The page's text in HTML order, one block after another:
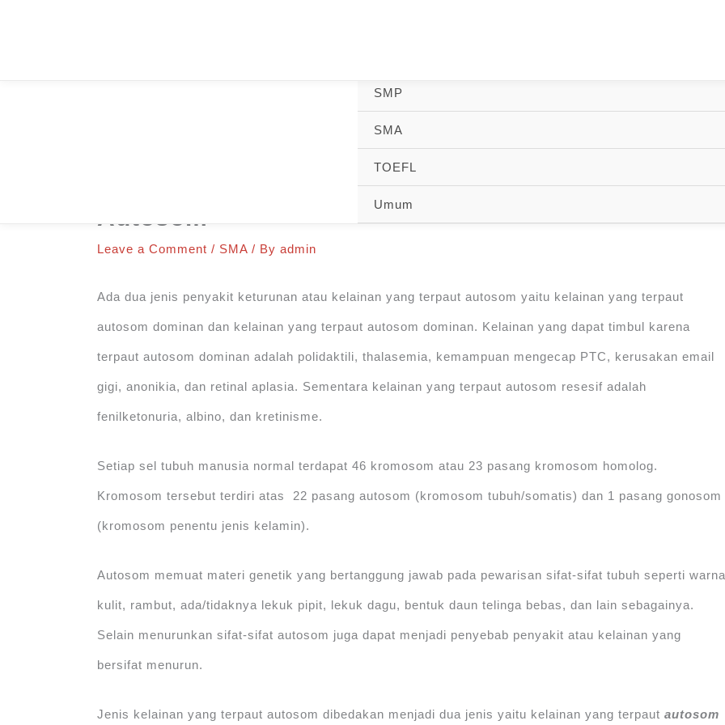
SMP
SMA
TOEFL
Umum
Penyakit Keturunan/ Kelainan yang Terpaut
Autosom
Leave a Comment / SMA / Byadmin
Ada dua jenis penyakit keturunan atau kelainan yang terpaut autosom yaitu kelainan yang terpaut
autosom dominan dan kelainan yang terpaut autosom dominan. Kelainan yang dapat timbul karena
terpaut autosom dominan adalah polidaktili, thalasemia, kemampuan mengecap PTC, kerusakan email
gigi, anonikia, dan retinal aplasia. Sementara kelainan yang terpaut autosom resesif adalah
fenilketonuria, albino, dan kretinisme.
Setiap sel tubuh manusia normal terdapat 46 kromosom atau 23 pasang kromosom homolog.
Kromosom tersebut terdiri atas 22 pasang autosom (kromosom tubuh/somatis) dan 1 pasang gonosom
(kromosom penentu jenis kelamin).
Autosom memuat materi genetik yang bertanggung jawab pada pewarisan sifat-sifat tubuh seperti
kulit, rambut, ada/tidaknya lekuk pipit, lekuk dagu, bentuk daun telinga bebas, dan lain sebagainya.
Selain menurunkan sifat-sifat autosom juga dapat menjadi penyebab penyakit atau kelainan yang
bersifat menurun.
Jenis kelainan yang terpaut autosom dibedakan menjadi dua jenis yaitu kelainan yang terpautautosom